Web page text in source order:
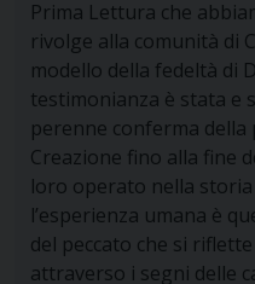
Prima Lettura che
rivolge alla comunità di
modello della fedeltà di
testimonianza è stata e
perenne conferma della
Creazione fino alla fine
loro operato nella storia
l’esperienza umana è
del peccato che si
attraverso i segni delle